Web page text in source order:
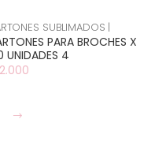
SUBLIMADOS |
PARA BROCHES X
UNIDADES 4